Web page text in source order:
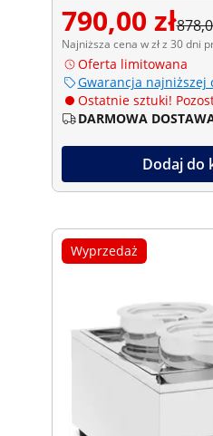
790,00 zł
Najniższa cena w zł z 30 dni
Oferta limitowana
Gwarancja najniższej
Ostatnie sztuki!
DARMOWA
Dodaj do
Wyprzedaż